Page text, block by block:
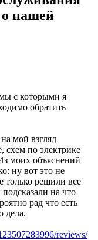
о нашей
с которыми я
обратить
мой взгляд
схем по электрике
моих объяснений
ну вот это не
только решили все
на что
рад что есть
дела.
reviews/